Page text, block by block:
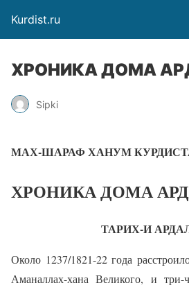
Kurdist.ru
ХРОНИКА ДОМА
Sipki
МАХ-ШАРАФ ХАНУМ
ХРОНИКА ДОМА
ТАРИХ-И
Около 1237/1821-22 года
Аманаллах-хана Великого, и три-